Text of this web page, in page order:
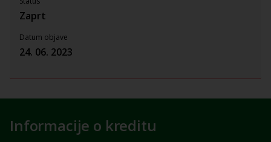
Informacije o kreditu
Zaprt
Datum objave
24. 06. 2023